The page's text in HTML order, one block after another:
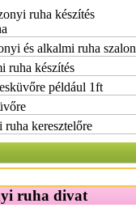
ruha készítés
és alkalmi ruha szalon
ruha készítés
például 1ft
keresztelőre
ruha divat